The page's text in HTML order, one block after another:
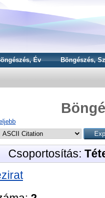
Év Böngészés,
Csoportosítás: